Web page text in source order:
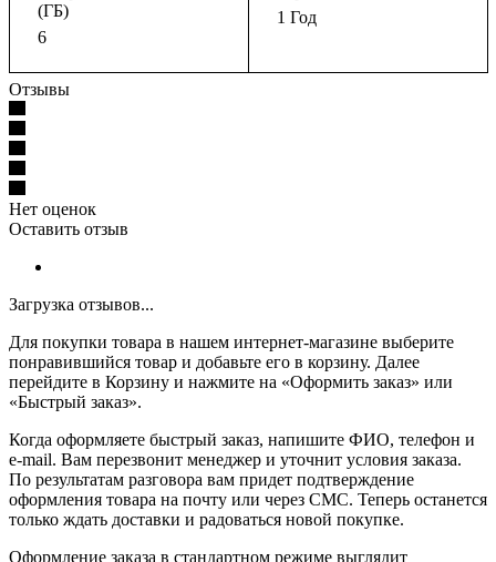
(ГБ)
6
1 Год
Отзывы
Нет оценок
Оставить отзыв
Загрузка отзывов...
Для покупки товара в нашем интернет-магазине выберите
понравившийся товар и добавьте его в корзину. Далее
перейдите в Корзину и нажмите на «Оформить заказ» или
«Быстрый заказ».
Когда оформляете быстрый заказ, напишите ФИО, телефон и
e-mail. Вам перезвонит менеджер и уточнит условия заказа.
По результатам разговора вам придет подтверждение
оформления товара на почту или через СМС. Теперь останется
только ждать доставки и радоваться новой покупке.
Оформление заказа в стандартном режиме выглядит